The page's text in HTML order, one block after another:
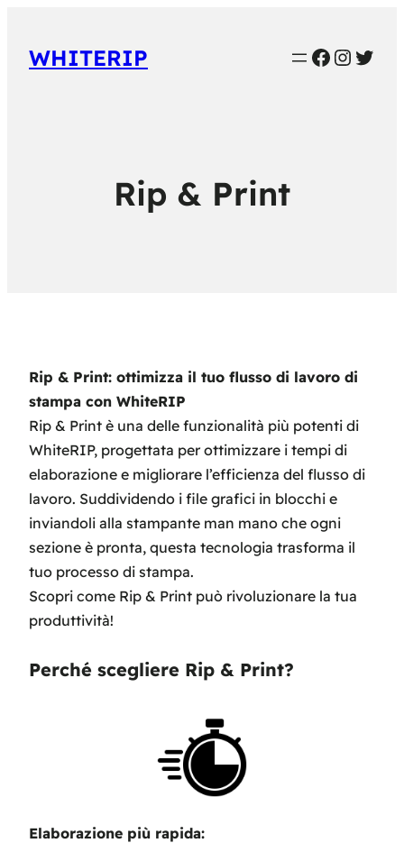
WHITERIP
Rip & Print
Rip & Print: ottimizza il tuo flusso di lavoro di
stampa con WhiteRIP
Rip & Print è una delle funzionalità più potenti di
WhiteRIP, progettata per ottimizzare i tempi di
elaborazione e migliorare l’efficienza del flusso di
lavoro. Suddividendo i file grafici in blocchi e
inviandoli alla stampante man mano che ogni
sezione è pronta, questa tecnologia trasforma il
tuo processo di stampa.
Scopri come Rip & Print può rivoluzionare la tua
produttività!
Perché scegliere Rip & Print?
Elaborazione più rapida: